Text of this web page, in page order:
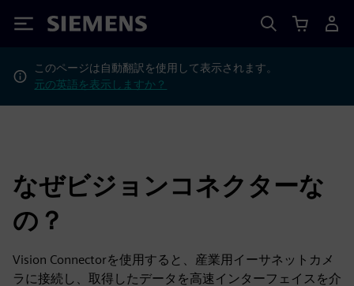
Siemens
このページは自動翻訳を使用して表示されます。
元の英語を表示しますか？
なぜビジョンコネクターな
の？
Vision Connectorを使用すると、産業用イーサネットカメ
ラに接続し、取得したデータを高速インターフェイスを介